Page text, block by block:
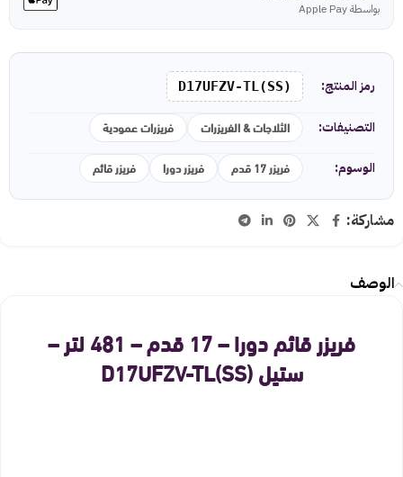
بواسطة Apple Pay
رمز المنتج: D17UFZV-TL(SS)
التصنيفات: الثلاجات & الفريزرات فريزرات عمودية
الوسوم: فريزر 17 قدم فريزر دورا فريزر قائم
مشاركة:
الوصف
فريزر قائم دورا – 17 قدم – 481 لتر –
ستيل D17UFZV-TL(SS)